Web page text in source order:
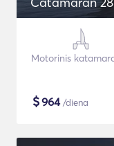
Motorinis
$964/diena